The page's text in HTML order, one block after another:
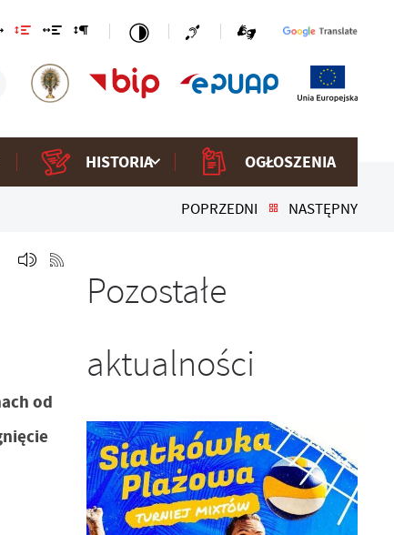
HISTORIA OGŁOSZENIA
POPRZEDNI NASTĘPNY
od
Pozostałe
aktualności